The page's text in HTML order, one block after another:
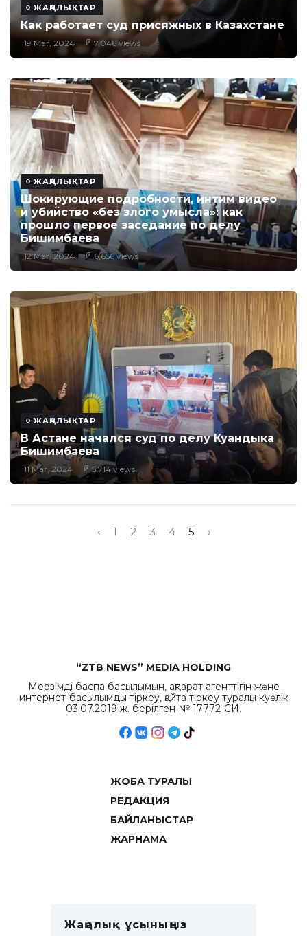
ЖАҢАЛЫҚТАР
Как работает суд присяжных в Казахстане
19 Mar, 2024 7,046 views
ЖАҢАЛЫҚТАР
Шокирующие подробности, интим видео
и убийство «без злого умысла»: как
прошло первое заседание по делу
Бишимбаева
12 Mar, 2024 6,656 views
ЖАҢАЛЫҚТАР
В Астане начался суд по делу Куандыка
Бишимбаева
11 Mar, 2024 5,714 views
‹ 1 2 3 4 5 ›
“ZTB NEWS” MEDIA HOLDING
Мерзімді баспа басылымын, ақпарат агенттігін және
интернет-басылымды тіркеу, қайта тіркеу туралы куәлік
03.07.2019 ж. берілген № 17772-СИ.
ЖОБА ТУРАЛЫ
РЕДАКЦИЯ
БАЙЛАНЫСТАР
ЖАРНАМА
Жаңалық ұсыныңыз